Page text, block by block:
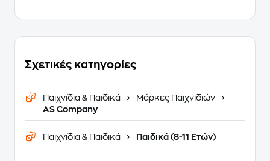
Σχετικές κατηγορίες
Παιχνίδια & Παιδικά
Μάρκες Παιχνιδιών
AS Company
Παιχνίδια & Παιδικά Παιδικά (8-11 Ετών)